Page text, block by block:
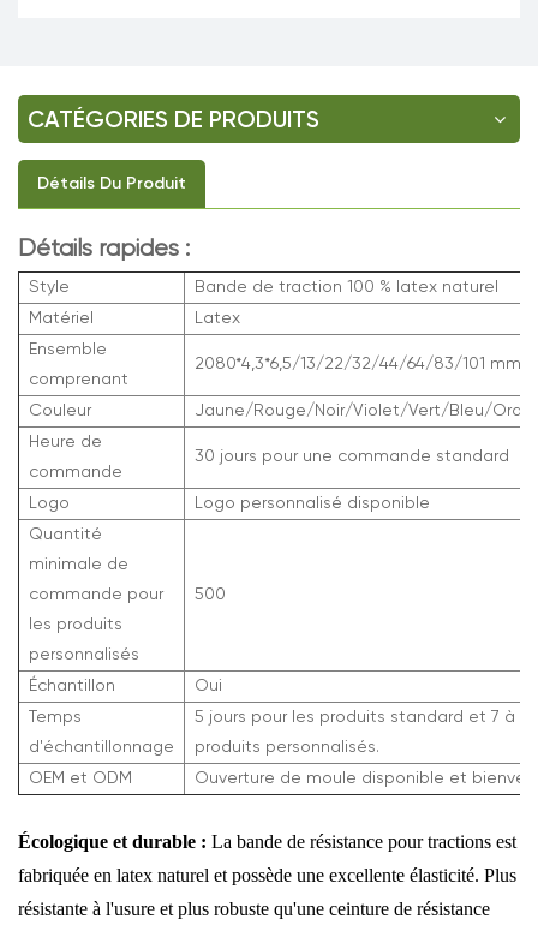
CATÉGORIES DE PRODUITS
Détails Du Produit
Détails rapides :
Style
Bande de traction 100 % latex naturel
Matériel
Latex
Ensemble
comprenant
2080*4,3*6,5/13/22/32/44/64/83/101 mm
Couleur
Jaune/Rouge/Noir/Violet/Vert/Bleu/
Heure de
commande
30 jours pour une commande standard
Logo
Logo personnalisé disponible
Quantité
minimale de
commande pour
les produits
personnalisés
500
Échantillon
Oui
Temps
d'échantillonnage
5 jours pour les produits standard et 7 à
produits personnalisés.
OEM et ODM
Ouverture de moule disponible et
Écologique et durable : La bande de résistance pour tractions est
fabriquée en latex naturel et possède une excellente élasticité. Plus
résistante à l'usure et plus robuste qu'une ceinture de résistance